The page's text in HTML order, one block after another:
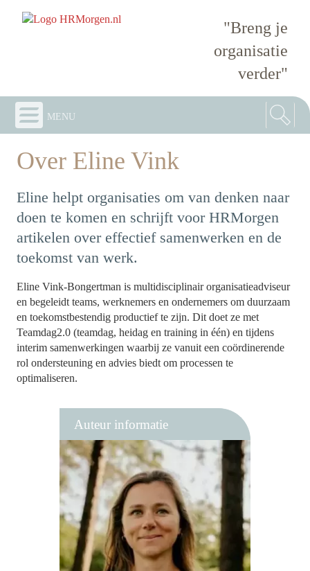
"Breng je
organisatie
verder"
menu
Over Eline Vink
Eline helpt organisaties om van denken naar
doen te komen en schrijft voor HRMorgen
artikelen over effectief samenwerken en de
toekomst van werk.
Eline Vink-Bongertman is multidisciplinair organisatieadviseur
en begeleidt teams, werknemers en ondernemers om duurzaam
en toekomstbestendig productief te zijn. Dit doet ze met
Teamdag2.0 (teamdag, heidag en training in één) en tijdens
interim samenwerkingen waarbij ze vanuit een coördinerende
rol ondersteuning en advies biedt om processen te
optimaliseren.
Auteur informatie